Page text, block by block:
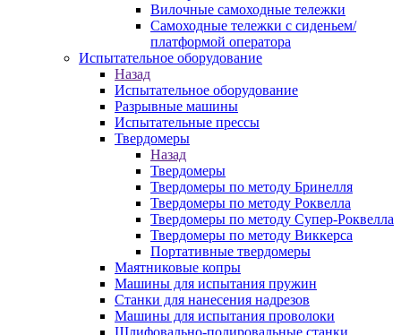
Вилочные самоходные тележки
Самоходные тележки с сиденьем/
платформой оператора
Испытательное оборудование
Назад
Испытательное оборудование
Разрывные машины
Испытательные прессы
Твердомеры
Назад
Твердомеры
Твердомеры по методу Бринелля
Твердомеры по методу Роквелла
Твердомеры по методу Супер-Роквелла
Твердомеры по методу Виккерса
Портативные твердомеры
Маятниковые копры
Машины для испытания пружин
Станки для нанесения надрезов
Машины для испытания проволоки
Шлифовально-полировальные станки